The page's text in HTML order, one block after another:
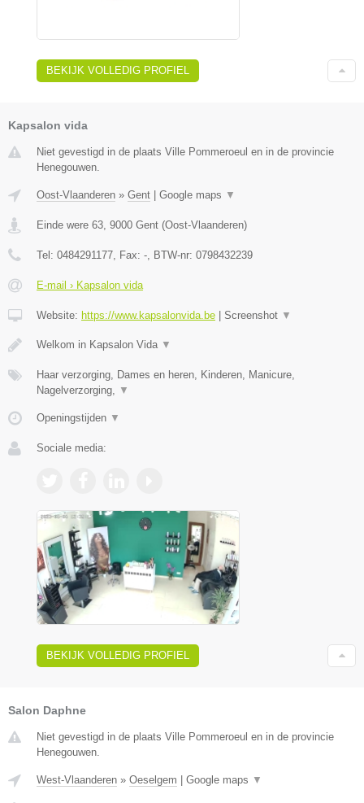
BEKIJK VOLLEDIG PROFIEL
Kapsalon vida
Niet gevestigd in de plaats Ville Pommeroeul en in de provincie
Henegouwen.
Oost-Vlaanderen » Gent Google maps ▼
Einde were 63, 9000 Gent (Oost-Vlaanderen)
Tel: 0484291177, Fax: -, BTW-nr: 0798432239
E-mail › Kapsalon vida
Website: https://www.kapsalonvida.be Screenshot ▼
Welkom in Kapsalon Vida ▼
Haar verzorging, Dames en heren, Kinderen, Manicure,
Nagelverzorging, ▼
Openingstijden ▼
Sociale media:
BEKIJK VOLLEDIG PROFIEL
Salon Daphne
Niet gevestigd in de plaats Ville Pommeroeul en in de provincie
Henegouwen.
West-Vlaanderen » Oeselgem Google maps ▼